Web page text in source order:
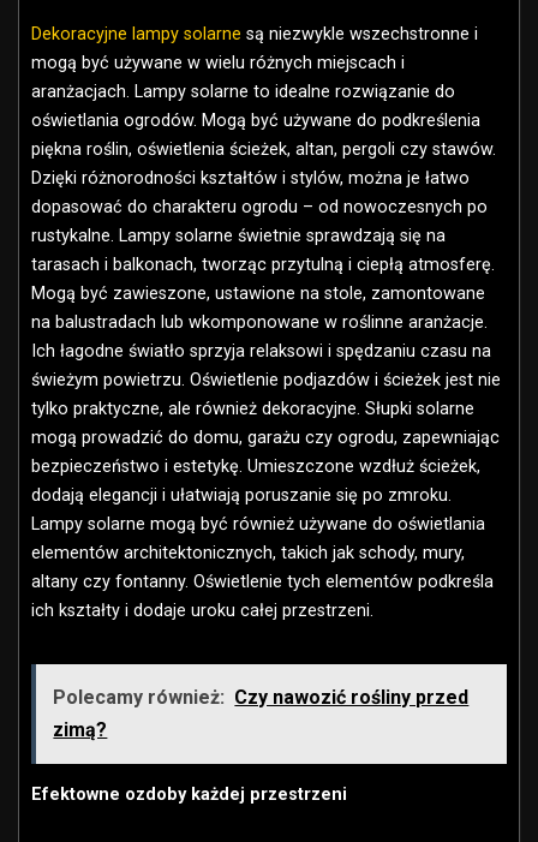
Dekoracyjne lampy solarne są niezwykle wszechstronne i
mogą być używane w wielu różnych miejscach i
aranżacjach. Lampy solarne to idealne rozwiązanie do
oświetlania ogrodów. Mogą być używane do podkreślenia
piękna roślin, oświetlenia ścieżek, altan, pergoli czy stawów.
Dzięki różnorodności kształtów i stylów, można je łatwo
dopasować do charakteru ogrodu – od nowoczesnych po
rustykalne. Lampy solarne świetnie sprawdzają się na
tarasach i balkonach, tworząc przytulną i ciepłą atmosferę.
Mogą być zawieszone, ustawione na stole, zamontowane
na balustradach lub wkomponowane w roślinne aranżacje.
Ich łagodne światło sprzyja relaksowi i spędzaniu czasu na
świeżym powietrzu. Oświetlenie podjazdów i ścieżek jest nie
tylko praktyczne, ale również dekoracyjne. Słupki solarne
mogą prowadzić do domu, garażu czy ogrodu, zapewniając
bezpieczeństwo i estetykę. Umieszczone wzdłuż ścieżek,
dodają elegancji i ułatwiają poruszanie się po zmroku.
Lampy solarne mogą być również używane do oświetlania
elementów architektonicznych, takich jak schody, mury,
altany czy fontanny. Oświetlenie tych elementów podkreśla
ich kształty i dodaje uroku całej przestrzeni.
Polecamy również: Czy nawozić rośliny przed
zimą?
Efektowne ozdoby każdej przestrzeni